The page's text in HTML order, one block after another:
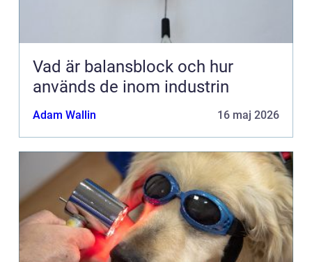
Vad är balansblock och hur
används de inom industrin
Adam Wallin 16 maj 2026